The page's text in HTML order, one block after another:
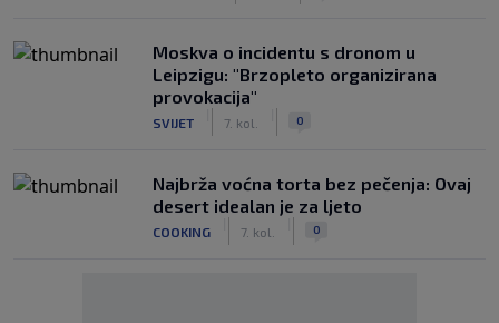
Moskva o incidentu s dronom u
Leipzigu: "Brzopleto organizirana
provokacija"
SVIJET 7. kol. 0
Najbrža voćna torta bez pečenja: Ovaj
desert idealan je za ljeto
COOKING 7. kol. 0